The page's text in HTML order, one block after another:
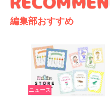
編集部おすすめ
ニュース